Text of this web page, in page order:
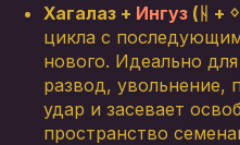
Хагалаз + Ингуз (ᚺ +
цикла с
нового. Идеально
развод, увольнение,
удар и засевает
пространство